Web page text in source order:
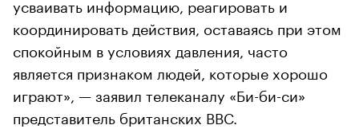
усваивать информацию, реагировать и
координировать действия, оставаясь при этом
спокойным в условиях давления, часто
является признаком людей, которые хорошо
играют», — заявил телеканалу «Би-би-си»
представитель британских ВВС.